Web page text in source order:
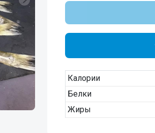
Калории
Белки
Жиры